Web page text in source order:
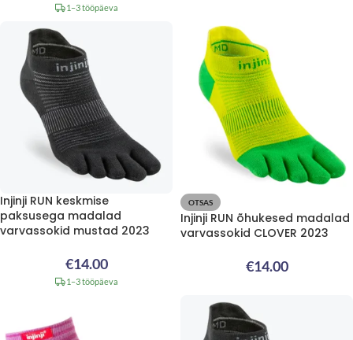
1–3 tööpäeva
Injinji RUN keskmise
paksusega madalad
varvassokid mustad 2023
€14.00
1–3 tööpäeva
OTSAS
Injinji RUN õhukesed madalad
varvassokid CLOVER 2023
€14.00